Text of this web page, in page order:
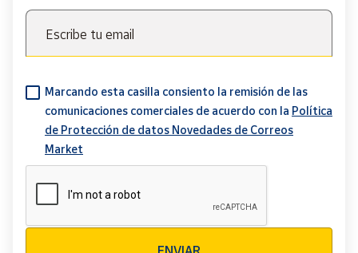
Escribe tu email
Marcando esta casilla consiento la remisión de las
comunicaciones comerciales de acuerdo con la Política
de Protección de datos Novedades de Correos
Market